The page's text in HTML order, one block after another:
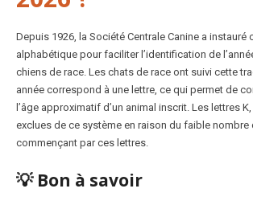
Depuis 1926, la Société Centrale Canine a instauré
alphabétique pour faciliter l’identification de
chiens de race. Les chats de race ont suivi cette
année correspond à une lettre, ce qui permet de
l’âge approximatif d’un animal inscrit. Les lettres K,
exclues de ce système en raison du faible nombre
commençant par ces lettres.
💡 Bon à savoir